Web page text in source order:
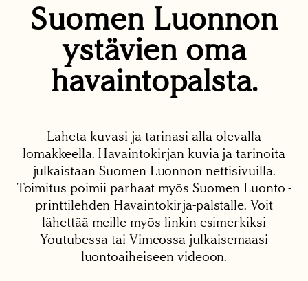
Suomen Luonnon
ystävien oma
havaintopalsta.
Lähetä kuvasi ja tarinasi alla olevalla
lomakkeella. Havaintokirjan kuvia ja tarinoita
julkaistaan Suomen Luonnon nettisivuilla.
Toimitus poimii parhaat myös Suomen Luonto -
printtilehden Havaintokirja-palstalle. Voit
lähettää meille myös linkin esimerkiksi
Youtubessa tai Vimeossa julkaisemaasi
luontoaiheiseen videoon.